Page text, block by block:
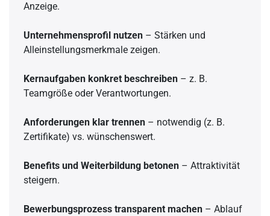
Anzeige.
Unternehmensprofil nutzen – Stärken und
Alleinstellungsmerkmale zeigen.
Kernaufgaben konkret beschreiben – z. B.
Teamgröße oder Verantwortungen.
Anforderungen klar trennen – notwendig (z. B.
Zertifikate) vs. wünschenswert.
Benefits und Weiterbildung betonen – Attraktivität
steigern.
Bewerbungsprozess transparent machen – Ablauf